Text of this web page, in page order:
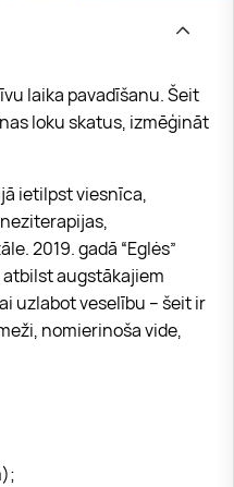
laika pavadīšanu. Šeit
loku skatus, izmēģināt
ietilpst viesnīca,
2019. gadā “Eglės”
atbilst augstākajiem
uzlabot veselību – šeit ir
nomierinoša vide,